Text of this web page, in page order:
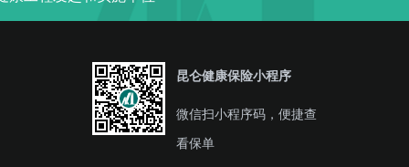
昆仑健康保险小程序
微信扫小程序码，便捷查
看保单